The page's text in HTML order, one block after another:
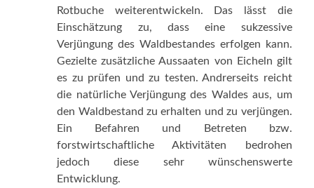
Rotbuche weiterentwickeln. Das lässt die
Einschätzung zu, dass eine sukzessive
Verjüngung des Waldbestandes erfolgen kann.
Gezielte zusätzliche Aussaaten von Eicheln gilt
es zu prüfen und zu testen. Andrerseits reicht
die natürliche Verjüngung des Waldes aus, um
den Waldbestand zu erhalten und zu verjüngen.
Ein Befahren und Betreten bzw.
forstwirtschaftliche Aktivitäten bedrohen
jedoch diese sehr wünschenswerte
Entwicklung.